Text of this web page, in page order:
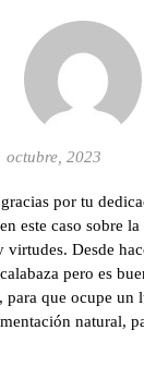
octubre, 2023
por tu
este caso sobre la
virtudes. Desde
pero es
para que ocupe un
natural,